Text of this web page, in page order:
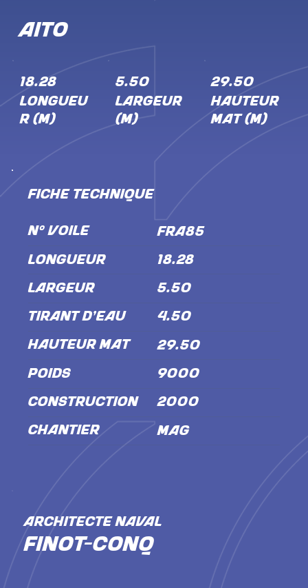
FICHE TECHNIQUE
POIDS 9000
CONSTRUCTION 2000
CHANTIER MAG
HAUTEUR MÂT 29.50
TIRANT D'EAU 4.50
LARGEUR 5.50
LONGUEUR 18.28
N° VOILE FRA85
ARCHITECTE NAVAL
Finot-conq
29.50
HAUTEUR
MÂT (M)
18.28
LONGUEU
R (M)
5.50
LARGEUR
(M)
AITO